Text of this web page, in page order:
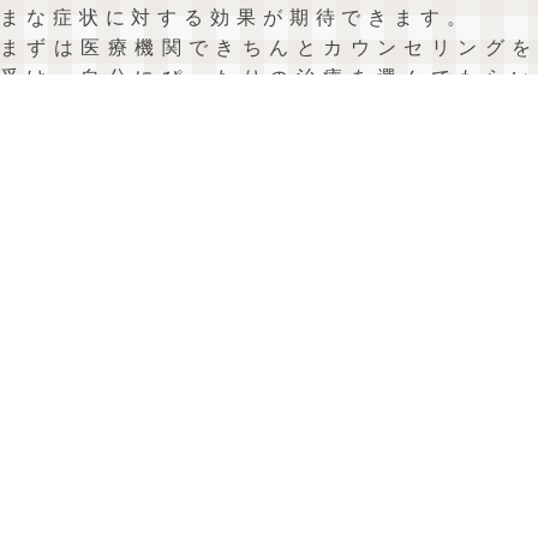
まな症状に対する効果が期待できます。
まずは医療機関できちんとカウンセリングを
受け、自分にぴったりの治療を選んでもらい